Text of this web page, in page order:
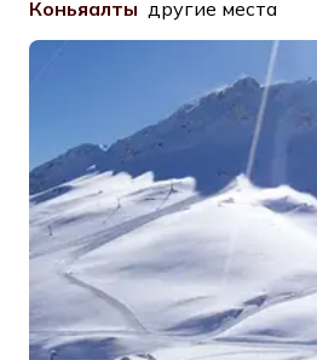
Коньяалты другие места